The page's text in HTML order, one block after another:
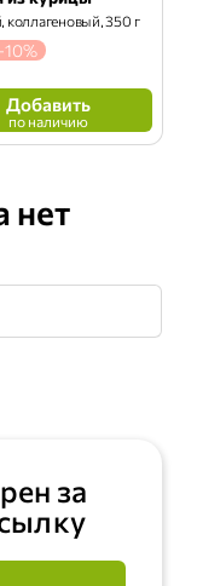
коллагеновый, 350 г
-10%
Добавить
по наличию
нет
за